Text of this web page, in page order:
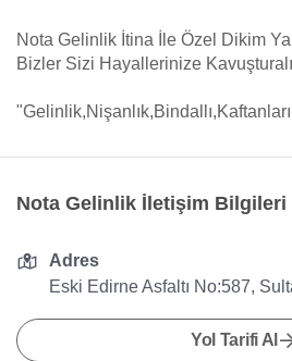
Nota Gelinlik İtina İle Özel Dikim
Bizler Sizi Hayallerinize
Nota Gelinlik İletişim Bilgileri
Adres
Eski Edirne Asfaltı No:587,
Yol Tarifi Al